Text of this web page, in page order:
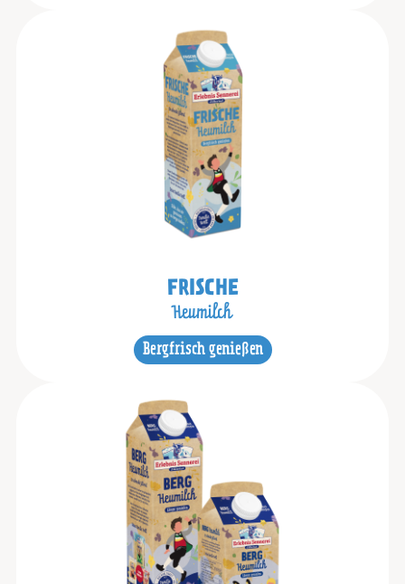
FRISCHE
Heumilch
Bergfrisch genießen